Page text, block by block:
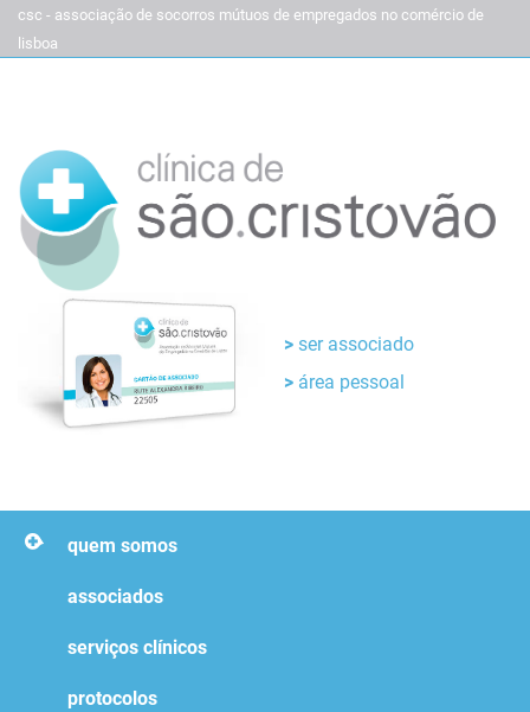
csc - associação de socorros mútuos de empregados no comércio de
lisboa
ser associado
área pessoal
homepage
quem somos
associados
serviços clínicos
protocolos